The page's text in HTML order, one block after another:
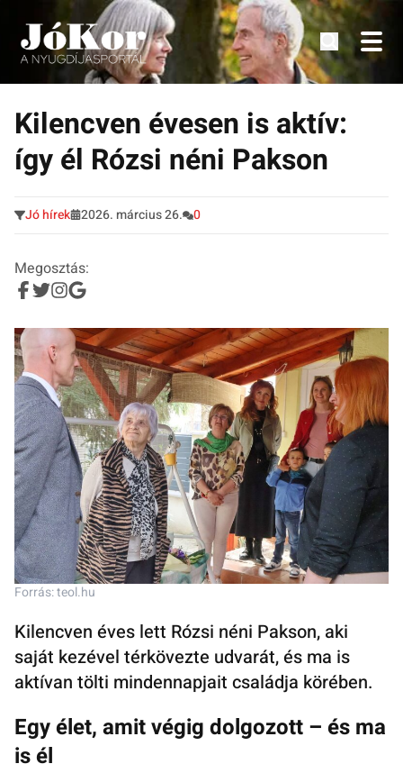
Tovább
tartalomra
Tudnivalók, érdekességek idősek számára.
Kilencven évesen is aktív:
így él Rózsi néni Pakson
Jó hírek 2026. március 26. 0
Megosztás:
Forrás: teol.hu
Kilencven éves lett Rózsi néni Pakson, aki
saját kezével térkövezte udvarát, és ma is
aktívan tölti mindennapjait családja körében.
Egy élet, amit végig dolgozott – és ma
is él